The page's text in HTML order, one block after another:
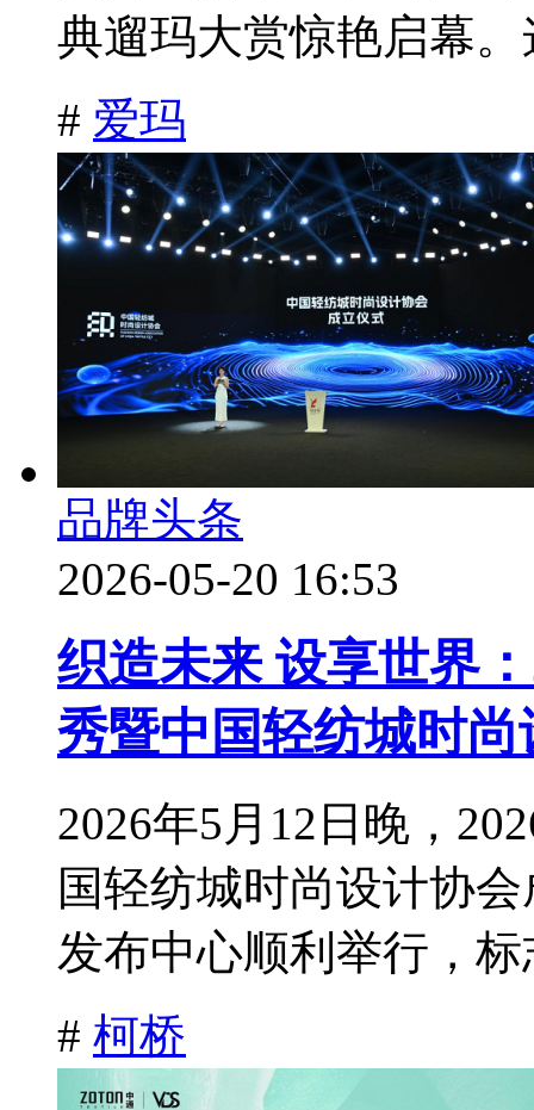
典遛玛大赏惊艳启幕。
# 爱玛
品牌头条
2026-05-20 16:53
织造未来 设享世界
秀暨中国轻纺城时
2026年5月12日晚，
国轻纺城时尚设计协
发布中心顺利举行，标
# 柯桥